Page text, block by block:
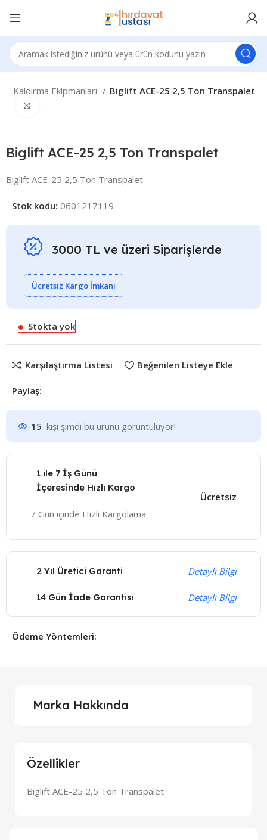
Kaldırma Ekipmanları Biglift ACE-25 2,5 Ton Transpalet
Biglift ACE-25 2,5 Ton Transpalet
Biglift ACE-25 2,5 Ton Transpalet
Stok kodu:0601217119
3000 TL ve üzeri Siparişlerde
Ücretsiz Kargo İmkanı
Stokta yok
Karşılaştırma Listesi Beğenilen Listeye Ekle
Paylaş:
15 kişi şimdi bu ürünü görüntülüyor!
1 ile 7 İş Günü
İçeresinde Hızlı Kargo
7 Gün içinde Hızlı Kargolama
Ücretsiz
2 Yıl Üretici Garanti Detaylı Bilgi
14 Gün İade Garantisi Detaylı Bilgi
Ödeme Yöntemleri:
Özellikler
Biglift ACE-25 2,5 Ton Transpalet
Marka Hakkında